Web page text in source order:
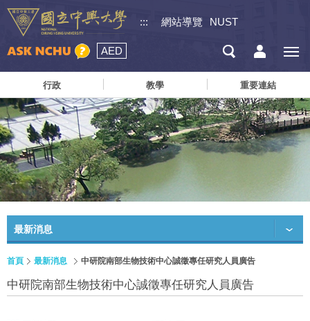
::: 網站導覽 NUST
AED
行政 教學 重要連結
最新消息
首頁 最新消息 中研院南部生物技術中心誠徵專任研究人員廣告
中研院南部生物技術中心誠徵專任研究人員廣告